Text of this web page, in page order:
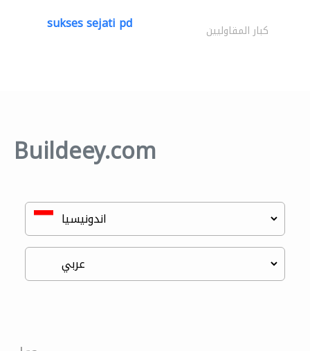
sukses sejati pd كبار المقاوليين
Buildeey.com